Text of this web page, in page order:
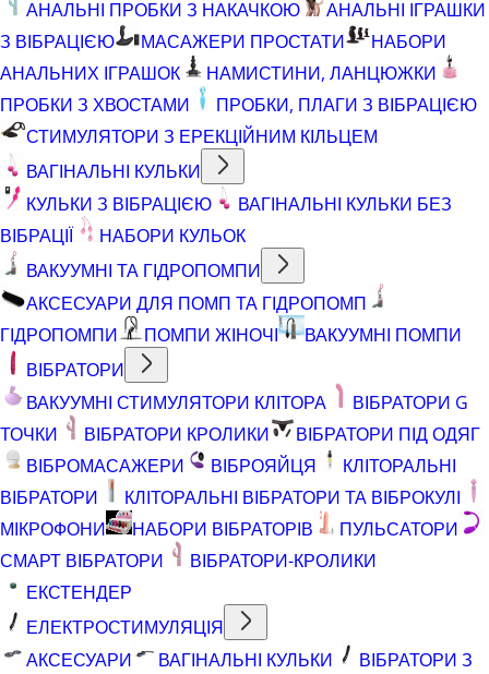
АНАЛЬНІ ПРОБКИ З НАКАЧКОЮ
АНАЛЬНІ ІГРАШКИ
З ВІБРАЦІЄЮ
МАСАЖЕРИ ПРОСТАТИ
НАБОРИ
АНАЛЬНИХ ІГРАШОК
НАМИСТИНИ, ЛАНЦЮЖКИ
ПРОБКИ З ХВОСТАМИ
ПРОБКИ, ПЛАГИ З ВІБРАЦІЄЮ
СТИМУЛЯТОРИ З ЕРЕКЦІЙНИМ КІЛЬЦЕМ
ВАГІНАЛЬНІ КУЛЬКИ
КУЛЬКИ З ВІБРАЦІЄЮ
ВАГІНАЛЬНІ КУЛЬКИ БЕЗ
ВІБРАЦІЇ
НАБОРИ КУЛЬОК
ВАКУУМНІ ТА ГІДРОПОМПИ
АКСЕСУАРИ ДЛЯ ПОМП ТА ГІДРОПОМП
ГІДРОПОМПИ
ПОМПИ ЖІНОЧІ
ВАКУУМНІ ПОМПИ
ВІБРАТОРИ
ВАКУУМНІ СТИМУЛЯТОРИ КЛІТОРА
ВІБРАТОРИ G
ТОЧКИ
ВІБРАТОРИ КРОЛИКИ
ВІБРАТОРИ ПІД ОДЯГ
ВІБРОМАСАЖЕРИ
ВІБРОЯЙЦЯ
КЛІТОРАЛЬНІ
ВІБРАТОРИ
КЛІТОРАЛЬНІ ВІБРАТОРИ ТА ВІБРОКУЛІ
МІКРОФОНИ
НАБОРИ ВІБРАТОРІВ
ПУЛЬСАТОРИ
СМАРТ ВІБРАТОРИ
ВІБРАТОРИ-КРОЛИКИ
ЕКСТЕНДЕР
ЕЛЕКТРОСТИМУЛЯЦІЯ
АКСЕСУАРИ
ВАГІНАЛЬНІ КУЛЬКИ
ВІБРАТОРИ З